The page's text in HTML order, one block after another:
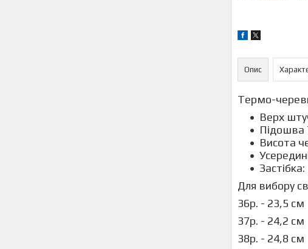
Опис
Термо-
Верх
Підошва
Висота
Для вибору
36р. - 23,5
37р. - 24,2
38р. - 24,8